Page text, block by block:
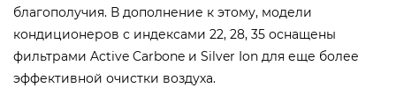
благополучия. В дополнение к этому, модели
кондиционеров с индексами 22, 28, 35 оснащены
фильтрами Active Carbone и Silver Ion для еще более
эффективной очистки воздуха.